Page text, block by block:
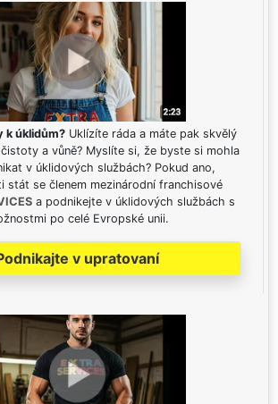
k úklidům? Uklízíte ráda a máte pak skvělý
a vůně? Myslíte si, že byste si mohla
v úklidových službách? Pokud ano,
stát se členem mezinárodní franchisové
a podnikejte v úklidových službách s
po celé Evropské unii.
v upratovaní